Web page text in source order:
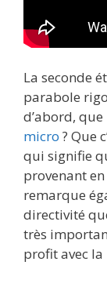
La seconde
parabole
d’abord,
micro ? Que
qui signifie
provenant en
remarque
directivité
très
profit avec